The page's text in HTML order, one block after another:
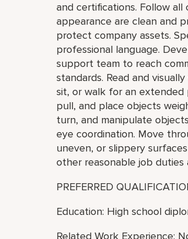
and certifications. Follow
appearance are clean and
protect company assets.
professional language.
support team to reach
standards. Read and
sit, or walk for an
pull, and place objects
turn, and manipulate
eye coordination. Move
uneven, or slippery
other reasonable job duties
PREFERRED
Education: High school
Related Work Experience: